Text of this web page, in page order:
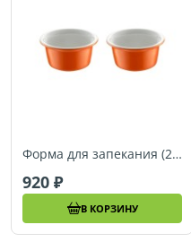
Форма для запекания (2 шт.) Berndes SPECIALS, 11 см (054028)
920
В КОРЗИНУ